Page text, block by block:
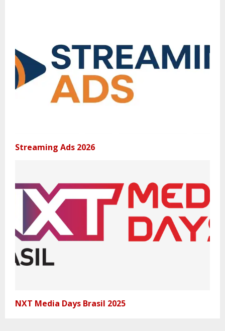
Streaming Ads 2026
NXT Media Days Brasil 2025